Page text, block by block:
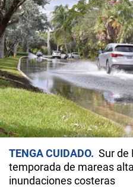
TENGA CUIDADO
Sur de
temporada de mareas
inundaciones costeras